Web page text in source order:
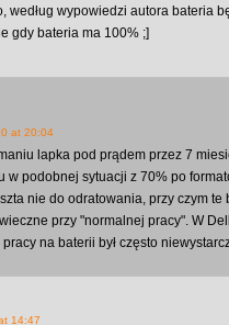
według wypowiedzi autora bateria
gdy bateria ma 100% ;]
at 20:04
lapka pod prądem przez 7
w podobnej sytuacji z 70% po
nie do odratowania, przy czym
przy "normalnej pracy". W
na baterii był często
14:47